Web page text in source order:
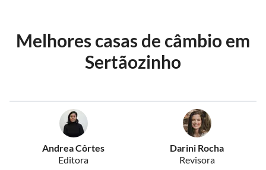
Melhores casas de câmbio em
Sertãozinho
Andrea Côrtes
Editora
Darini Rocha
Revisora